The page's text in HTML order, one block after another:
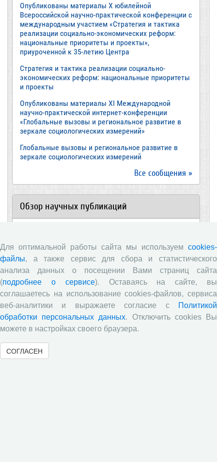
Опубликованы материалы X юбилейной
Всероссийской научно-практической конференции с
международным участием «Стратегия и тактика
реализации социально-экономических реформ:
национальные приоритеты и проекты»,
приуроченной к 35-летию Центра
Стратегия и тактика реализации социально-
экономических реформ: национальные приоритеты
и проекты
Опубликованы материалы XI Международной
научно-практической интернет-конференции
«Глобальные вызовы и региональное развитие в
зеркале социологических измерений»
Глобальные вызовы и региональное развитие в
зеркале социологических измерений
Все сообщения »
Обзор научных публикаций
производства», газета «Красный север», № 74, 11
июля, 2018 г.
Экспертное мнение А.И. Поваровой: обзор
статьи «Регионам хватит денег», газета «Известия»,
№88, 2018 г.
В.Н. Барсуков: обзор статьи «Повышение
пенсионного возраста: позитивные эффекты и
вероятные риски», журнал «Экономическая
С.А. Кожевников: обзор статьи А. Лабыкина
Для оптимальной работы сайта мы используем cookies-
файлы, а также сервис для сбора и статистического
анализа данных о посещении Вами страниц сайта
(подробнее о сервисе). Оставаясь на сайте, вы
соглашаетесь на использование cookies-файлов, сервиса
веб-аналитики и выражаете согласие с
Политикой
обработки персональных данных. Отключить cookies Вы
можете в настройках своего браузера.
СОГЛАСЕН